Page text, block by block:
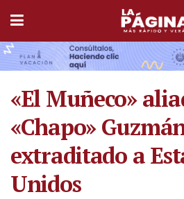
«El Muñeco»
«Chapo»
extraditado a
Unidos